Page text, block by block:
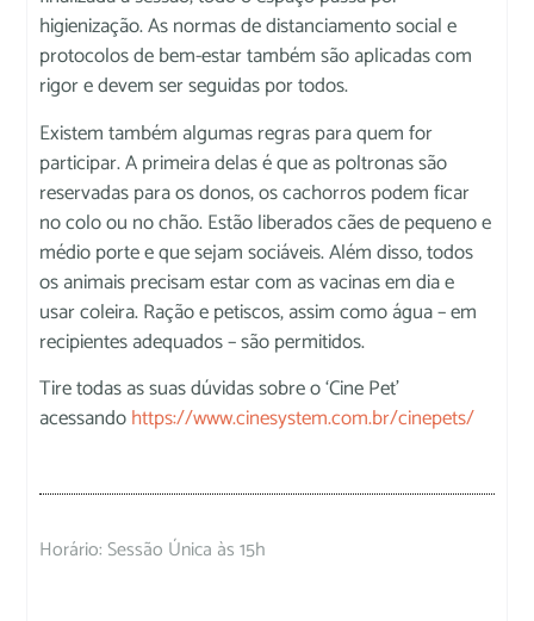
higienização. As normas de distanciamento social e
protocolos de bem-estar também são aplicadas com
rigor e devem ser seguidas por todos.
Existem também algumas regras para quem for
participar. A primeira delas é que as poltronas são
reservadas para os donos, os cachorros podem ficar
no colo ou no chão. Estão liberados cães de pequeno e
médio porte e que sejam sociáveis. Além disso, todos
os animais precisam estar com as vacinas em dia e
usar coleira. Ração e petiscos, assim como água – em
recipientes adequados – são permitidos.
Tire todas as suas dúvidas sobre o ‘Cine Pet’
acessandohttps://www.cinesystem.com.br/cinepets/
Horário: Sessão Única às 15h